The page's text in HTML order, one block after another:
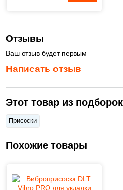
Написать отзыв
Отзывы
Ваш отзыв будет первым
Этот товар из подборок
Присоски
Похожие товары